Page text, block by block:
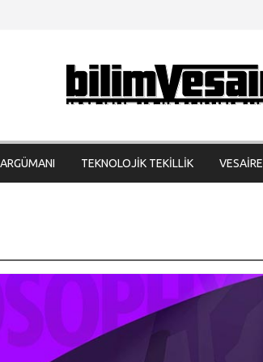
TEKNOLOJİK TEKİLLİK VESAİRE